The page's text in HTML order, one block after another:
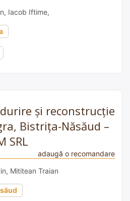
Iacob Iftime,
și reconstrucție
Bistrița-Năsăud –
SRL
adaugă o recomandare
Mititean Traian